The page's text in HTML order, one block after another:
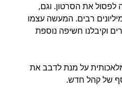
לפסול את הסרטון. וגם,
רבים. המעשה עצמו
וקיבלנו חשיפה נוספת
על מנת לדבב את